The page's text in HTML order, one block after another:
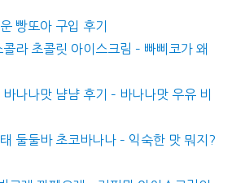
빵또아 구입 후기
라 초콜릿 아이스크림 – 빠삐코가 왜
나나맛 냠냠 후기 – 바나나맛 우유 비
둘둘바 초코바나나 – 익숙한 맛 뭐지?